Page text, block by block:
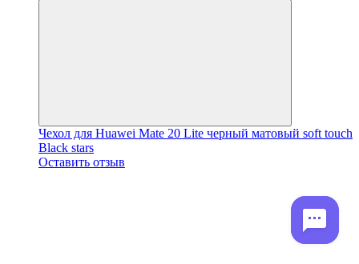
Чехол для Huawei Mate 20 Lite черный матовый soft touch
Black stars
Оставить отзыв